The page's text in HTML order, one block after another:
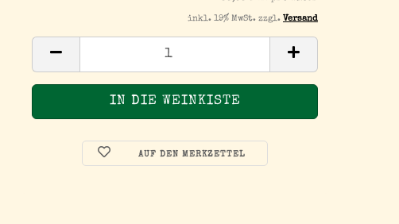
inkl. 19% MwSt. zzgl. Versand
AUF DEN MERKZETTEL